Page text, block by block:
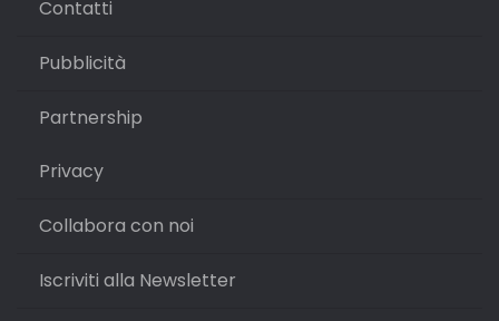
Contatti
Pubblicità
Partnership
Privacy
Collabora con noi
Iscriviti alla Newsletter